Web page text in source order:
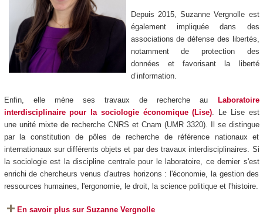
Depuis 2015, Suzanne Vergnolle est
également impliquée dans des
associations de défense des libertés,
notamment de protection des
données et favorisant la liberté
d’information.
Enfin, elle mène ses travaux de recherche au Laboratoire
interdisciplinaire pour la sociologie économique (Lise) . Le Lise est
une unité mixte de recherche CNRS et Cnam (UMR 3320). Il se distingue
par la constitution de pôles de recherche de référence nationaux et
internationaux sur différents objets et par des travaux interdisciplinaires. Si
la sociologie est la discipline centrale pour le laboratoire, ce dernier s'est
enrichi de chercheurs venus d'autres horizons : l'économie, la gestion des
ressources humaines, l'ergonomie, le droit, la science politique et l'histoire.
En savoir plus sur Suzanne Vergnolle